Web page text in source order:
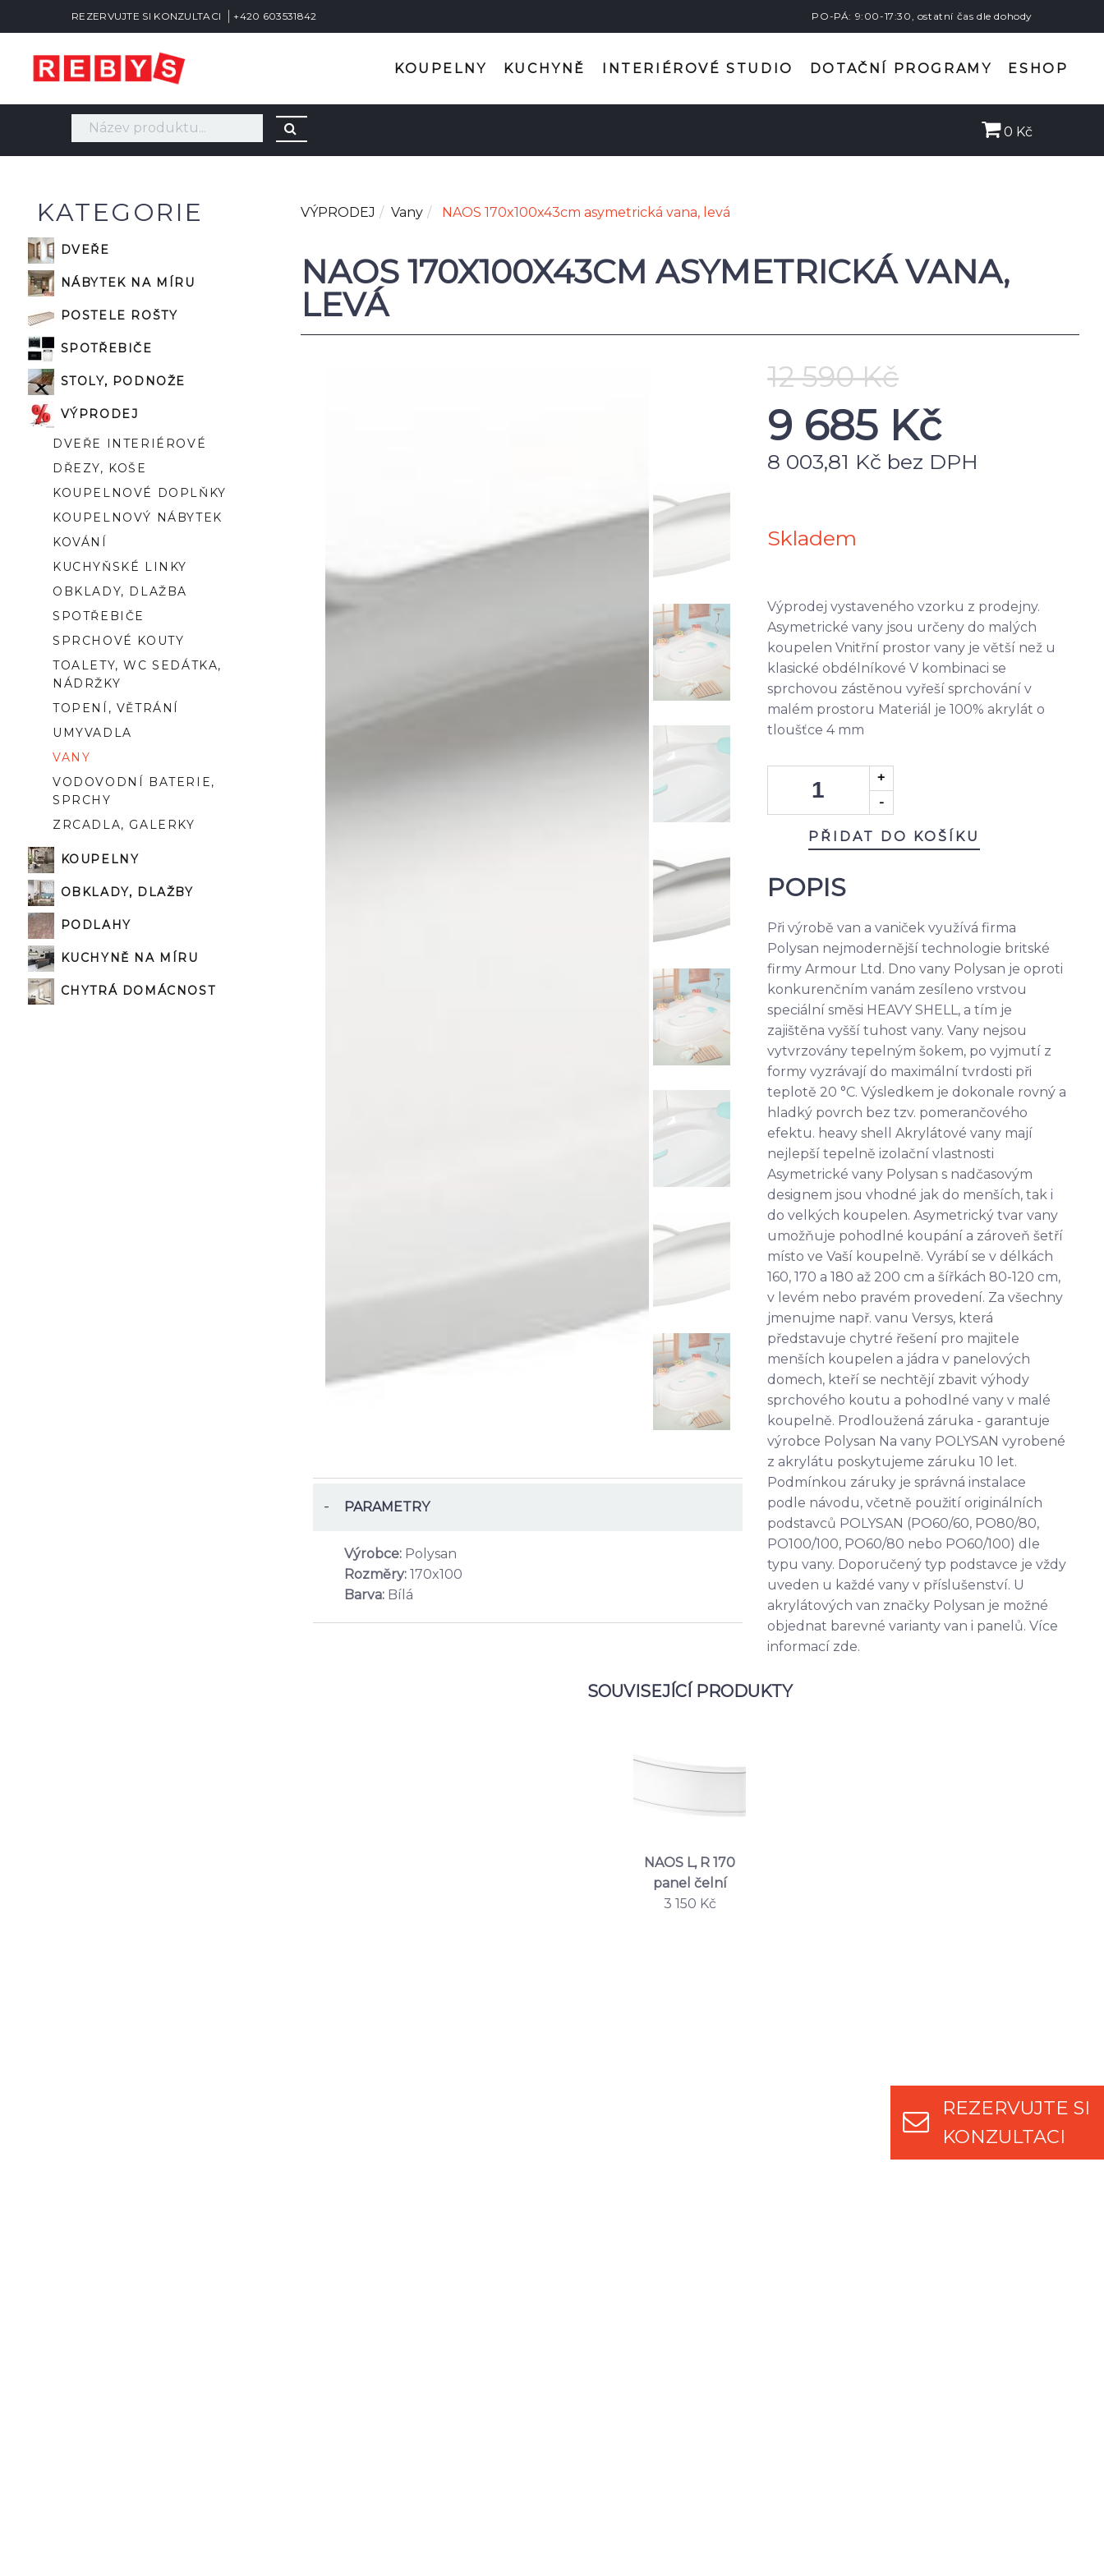
REZERVUJTE SI KONZULTACI +420 603531842 PO-PÁ: 9:00-17:30, ostatní čas dle dohody
KOUPELNY KUCHYNĚ INTERIÉROVÉ STUDIO DOTAČNÍ PROGRAMY ESHOP
0 Kč
KATEGORIE
DVEŘE
NÁBYTEK NA MÍRU
POSTELE ROŠTY
SPOTŘEBIČE
STOLY, PODNOŽE
VÝPRODEJ
DVEŘE INTERIÉROVÉ
DŘEZY, KOŠE
KOUPELNOVÉ DOPLŇKY
KOUPELNOVÝ NÁBYTEK
KOVÁNÍ
KUCHYŇSKÉ LINKY
OBKLADY, DLAŽBA
SPOTŘEBIČE
SPRCHOVÉ KOUTY
TOALETY, WC SEDÁTKA,
NÁDRŽKY
TOPENÍ, VĚTRÁNÍ
UMYVADLA
VANY
VODOVODNÍ BATERIE,
SPRCHY
ZRCADLA, GALERKY
KOUPELNY
OBKLADY, DLAŽBY
PODLAHY
KUCHYNĚ NA MÍRU
CHYTRÁ DOMÁCNOST
VÝPRODEJ Vany NAOS 170x100x43cm asymetrická vana, levá
NAOS 170X100X43CM ASYMETRICKÁ VANA,
LEVÁ
- PARAMETRY
Výrobce: Polysan
Rozměry: 170x100
Barva: Bílá
12 590 Kč
9 685 Kč
8 003,81 Kč bez DPH
Skladem
Výprodej vystaveného vzorku z prodejny.
Asymetrické vany jsou určeny do malých
koupelen Vnitřní prostor vany je větší než u
klasické obdélníkové V kombinaci se
sprchovou zástěnou vyřeší sprchování v
malém prostoru Materiál je 100% akrylát o
tloušťce 4 mm
PŘIDAT DO KOŠÍKU
POPIS
Při výrobě van a vaniček využívá firma
Polysan nejmodernější technologie britské
firmy Armour Ltd. Dno vany Polysan je oproti
konkurenčním vanám zesíleno vrstvou
speciální směsi HEAVY SHELL, a tím je
zajištěna vyšší tuhost vany. Vany nejsou
vytvrzovány tepelným šokem, po vyjmutí z
formy vyzrávají do maximální tvrdosti při
teplotě 20 °C. Výsledkem je dokonale rovný a
hladký povrch bez tzv. pomerančového
efektu. heavy shell Akrylátové vany mají
nejlepší tepelně izolační vlastnosti
Asymetrické vany Polysan s nadčasovým
designem jsou vhodné jak do menších, tak i
do velkých koupelen. Asymetrický tvar vany
umožňuje pohodlné koupání a zároveň šetří
místo ve Vaší koupelně. Vyrábí se v délkách
160, 170 a 180 až 200 cm a šířkách 80-120 cm,
v levém nebo pravém provedení. Za všechny
jmenujme např. vanu Versys, která
představuje chytré řešení pro majitele
menších koupelen a jádra v panelových
domech, kteří se nechtějí zbavit výhody
sprchového koutu a pohodlné vany v malé
koupelně. Prodloužená záruka - garantuje
výrobce Polysan Na vany POLYSAN vyrobené
z akrylátu poskytujeme záruku 10 let.
Podmínkou záruky je správná instalace
podle návodu, včetně použití originálních
podstavců POLYSAN (PO60/60, PO80/80,
PO100/100, PO60/80 nebo PO60/100) dle
typu vany. Doporučený typ podstavce je vždy
uveden u každé vany v příslušenství. U
akrylátových van značky Polysan je možné
objednat barevné varianty van i panelů. Více
informací zde.
SOUVISEJÍCÍ PRODUKTY
NAOS L, R 170
panel čelní
3 150 Kč
REZERVUJTE SI
KONZULTACI